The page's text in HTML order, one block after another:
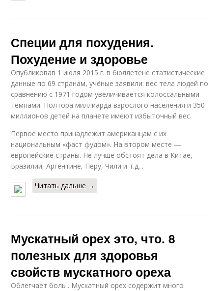
Специи для похудения.
Похудение и здоровье
Опубликовав 1 июля 2015 г. в бюллетене статистические
данные по 69 странам, учёные заявили: вес тела людей по
сравнению с 1971 годом увеличивается колоссальными
темпами. Полтора миллиарда взрослого населения и 350
миллионов детей на планете имеют избыточный вес.
Первое место принадлежит американцам с их
национальным «фаст фудом». На втором месте —
европейские страны. Не лучше обстоят дела в Китае,
Бразилии, Аргентине, Перу, Чили и т.д. .
Читать дальше →
Мускатный орех это, что. 8
полезных для здоровья
свойств мускатного ореха
Облегчает боль . Мускатный орех содержит много